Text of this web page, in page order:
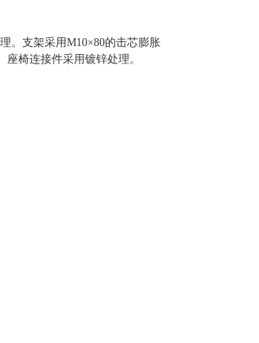
。支架采用M10×80的击芯膨胀
椅连接件采用镀锌处理。